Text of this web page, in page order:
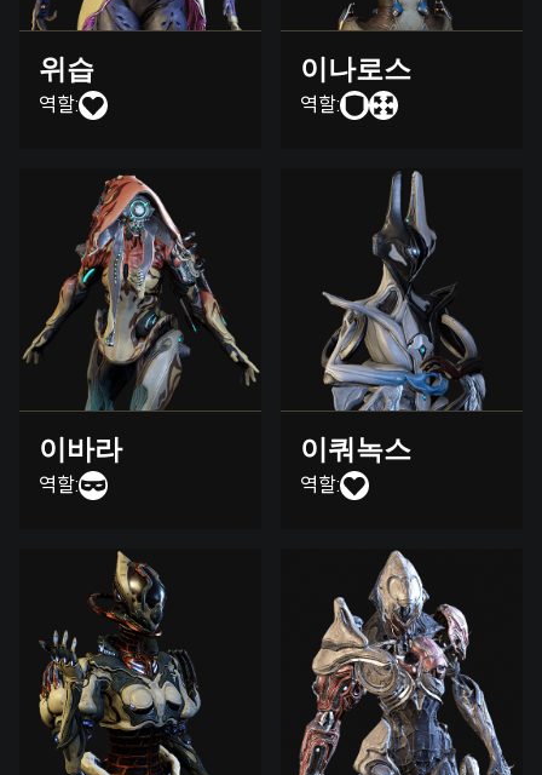
위습
역할:
이나로스
역할:
이바라
역할:
이쿼녹스
역할: